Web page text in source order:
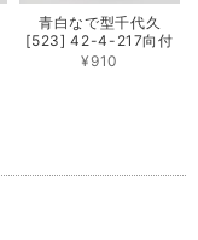
青白なで型千代久
[523] 42-4-217向付
¥910